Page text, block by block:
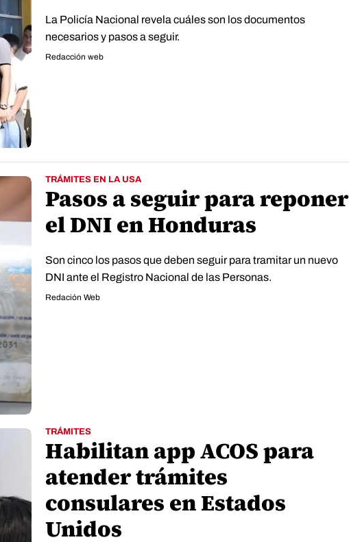
La Policía Nacional revela cuáles son los documentos
necesarios y pasos a seguir.
Redacción web
TRÁMITES EN LA USA
Pasos a seguir para reponer
el DNI en Honduras
Son cinco los pasos que deben seguir para tramitar un nuevo
DNI ante el Registro Nacional de las Personas.
Redación Web
TRÁMITES
Habilitan app ACOS para
atender trámites
consulares en Estados
Unidos